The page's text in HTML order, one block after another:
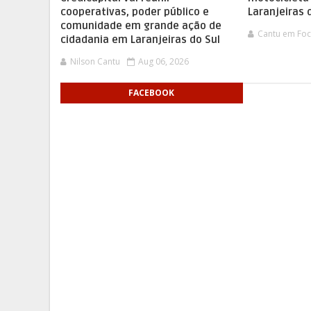
cooperativas, poder público e
comunidade em grande ação de
cidadania em Laranjeiras do Sul
Nilson Cantu Aug 06, 2026
Laranjeiras
Cantu em
FACEBOOK